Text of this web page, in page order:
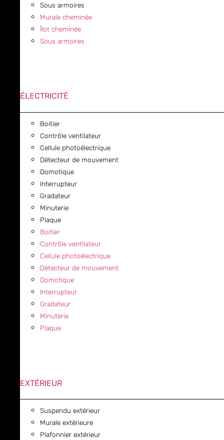
Sous armoires
Murale cheminée
Îlot cheminée
Sous armoires
ÉLECTRICITÉ
Boitier
Contrôle ventilateur
Cellule photoélectrique
Détecteur de mouvement
Domotique
Interrupteur
Gradateur
Minuterie
Plaque
Boitier
Contrôle ventilateur
Cellule photoélectrique
Détecteur de mouvement
Domotique
Interrupteur
Gradateur
Minuterie
Plaque
EXTÉRIEUR
Suspendu extérieur
Murale extérieure
Plafonnier extérieur